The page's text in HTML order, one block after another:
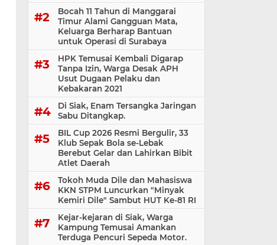
Bocah 11 Tahun di Manggarai
Timur Alami Gangguan Mata,
Keluarga Berharap Bantuan
untuk Operasi di Surabaya
HPK Temusai Kembali Digarap
Tanpa Izin, Warga Desak APH
Usut Dugaan Pelaku dan
Kebakaran 2021
Di Siak, Enam Tersangka Jaringan
Sabu Ditangkap.
BIL Cup 2026 Resmi Bergulir, 33
Klub Sepak Bola se-Lebak
Berebut Gelar dan Lahirkan Bibit
Atlet Daerah
Tokoh Muda Dile dan Mahasiswa
KKN STPM Luncurkan "Minyak
Kemiri Dile" Sambut HUT Ke-81 RI
Kejar-kejaran di Siak, Warga
Kampung Temusai Amankan
Terduga Pencuri Sepeda Motor.